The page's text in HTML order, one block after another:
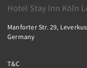
Hotel Stay Inn Köln
Manforter Str. 29,
Germany
T&C